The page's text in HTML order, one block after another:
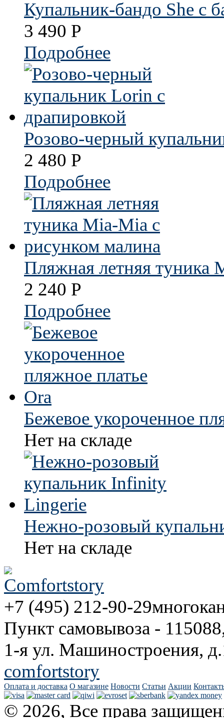
Купальник-бандо She с
3 490 Р
Подробнее
Розово-черный
2 480 Р
Подробнее
Пляжная летняя туника
2 240 Р
Подробнее
Бежевое укороченное
Нет на складе
Нежно-розовый
Нет на складе
+7 (495) 212-90-29
Пункт самовывоза -
1-я ул. Машиностроения,
comfortstory
Оплата и доставка О магазине Новости Статьи Акции
© 2026, Все права